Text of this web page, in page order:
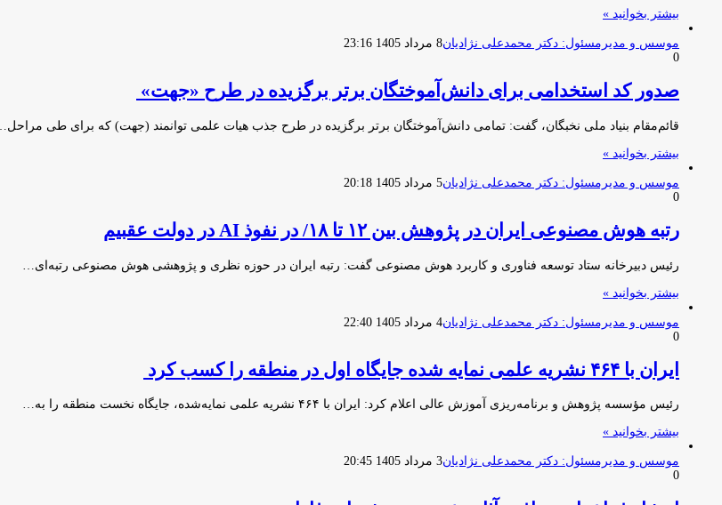
بیشتر بخوانید »
موسس و مدیرمسئول: دکتر محمدعلی نژادیان8 مرداد 1405 23:16
0
صدور کد استخدامی برای دانش‌آموختگان برتر برگزیده در طرح «جهت»
قائم‌مقام بنیاد ملی نخبگان، گفت: تمامی دانش‌آموختگان برتر برگزیده در طرح جذب هیات علمی توانمند (جهت) که برای طی مراحل…
بیشتر بخوانید »
موسس و مدیرمسئول: دکتر محمدعلی نژادیان5 مرداد 1405 20:18
0
رتبه هوش مصنوعی ایران در پژوهش بین ۱۲ تا ۱۸/ در نفوذ AI در دولت عقبیم
رئیس دبیرخانه ستاد توسعه فناوری و کاربرد هوش مصنوعی گفت: رتبه ایران در حوزه نظری و پژوهشی هوش مصنوعی رتبه‌ای…
بیشتر بخوانید »
موسس و مدیرمسئول: دکتر محمدعلی نژادیان4 مرداد 1405 22:40
0
ایران با ۴۶۴ نشریه علمی نمایه شده جایگاه اول در منطقه را کسب کرد
رئیس مؤسسه پژوهش و برنامه‌ریزی آموزش عالی اعلام کرد: ایران با ۴۶۴ نشریه علمی نمایه‌شده، جایگاه نخست منطقه را به…
بیشتر بخوانید »
موسس و مدیرمسئول: دکتر محمدعلی نژادیان3 مرداد 1405 20:45
0